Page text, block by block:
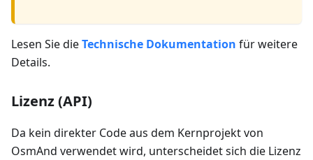
Lesen Sie dieTechnische Dokumentation für weitere
Details.
Lizenz (API)
Da kein direkter Code aus dem Kernprojekt von
OsmAnd verwendet wird, unterscheidet sich die Lizenz